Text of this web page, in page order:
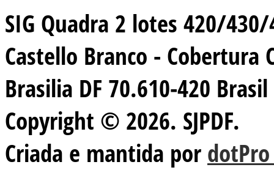
SIG Quadra 2 lotes 420/
Castello Branco - Cobertura
Brasilia DF 70.610-420 Brasil
Copyright © 2026. SJPDF.
Criada e mantida por